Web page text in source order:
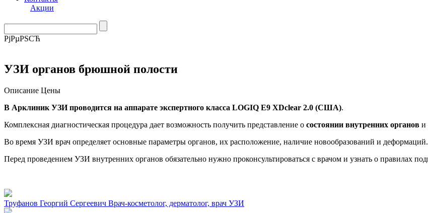
Акции
РјРµРЅСЋ
УЗИ органов брюшной полости
Описание Цены
В Арклиник УЗИ проводится на аппарате экспертного класса LOGIQ E9 XDclear 2.0 (США).
Комплексная диагностическая процедура дает возможность получить представление о состоянии внутренних органов и
Во время УЗИ врач определяет основные параметры органов, их расположение, наличие новообразований и деформаций.
Перед проведением УЗИ внутренних органов обязательно нужно проконсультироваться с врачом и узнать о правилах
Труфанов Георгий Сергеевич Врач-косметолог, дерматолог, врач УЗИ